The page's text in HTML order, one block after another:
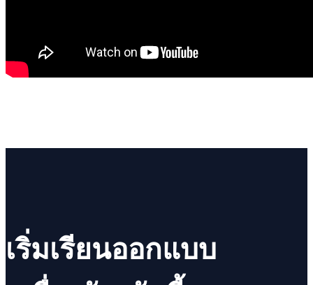
เริ่มเรียนออกแบบ